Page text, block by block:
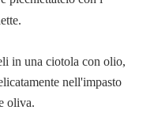
in una ciotola con olio,
nell'impasto
oliva.